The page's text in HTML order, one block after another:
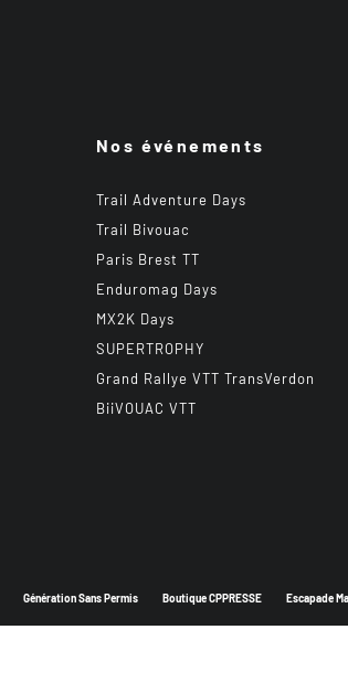
Nos événements
Trail Adventure Days
Trail Bivouac
Paris Brest TT
Enduromag Days
MX2K Days
SUPERTROPHY
Grand Rallye VTT TransVerdon
BiiVOUAC VTT
Génération Sans Permis Boutique CPPRESSE Escapade